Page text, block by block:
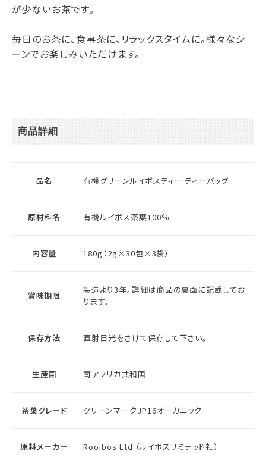
が少ないお茶です。
毎日のお茶に、食事茶に、リラックスタイムに。様々なシ
ーンでお楽しみいただけます。
商品詳細
品名 有機グリーンルイボスティー ティーバッグ
原材料名 有機ルイボス茶葉100％
内容量 180g（2g×30包×3袋）
賞味期限
製造より3年。詳細は商品の裏面に記載してお
ります。
保存方法 直射日光をさけて保存して下さい。
生産国 南アフリカ共和国
茶葉グレード グリーンマークJP16オーガニック
原料メーカー Rooibos Ltd （ルイボスリミテッド社）